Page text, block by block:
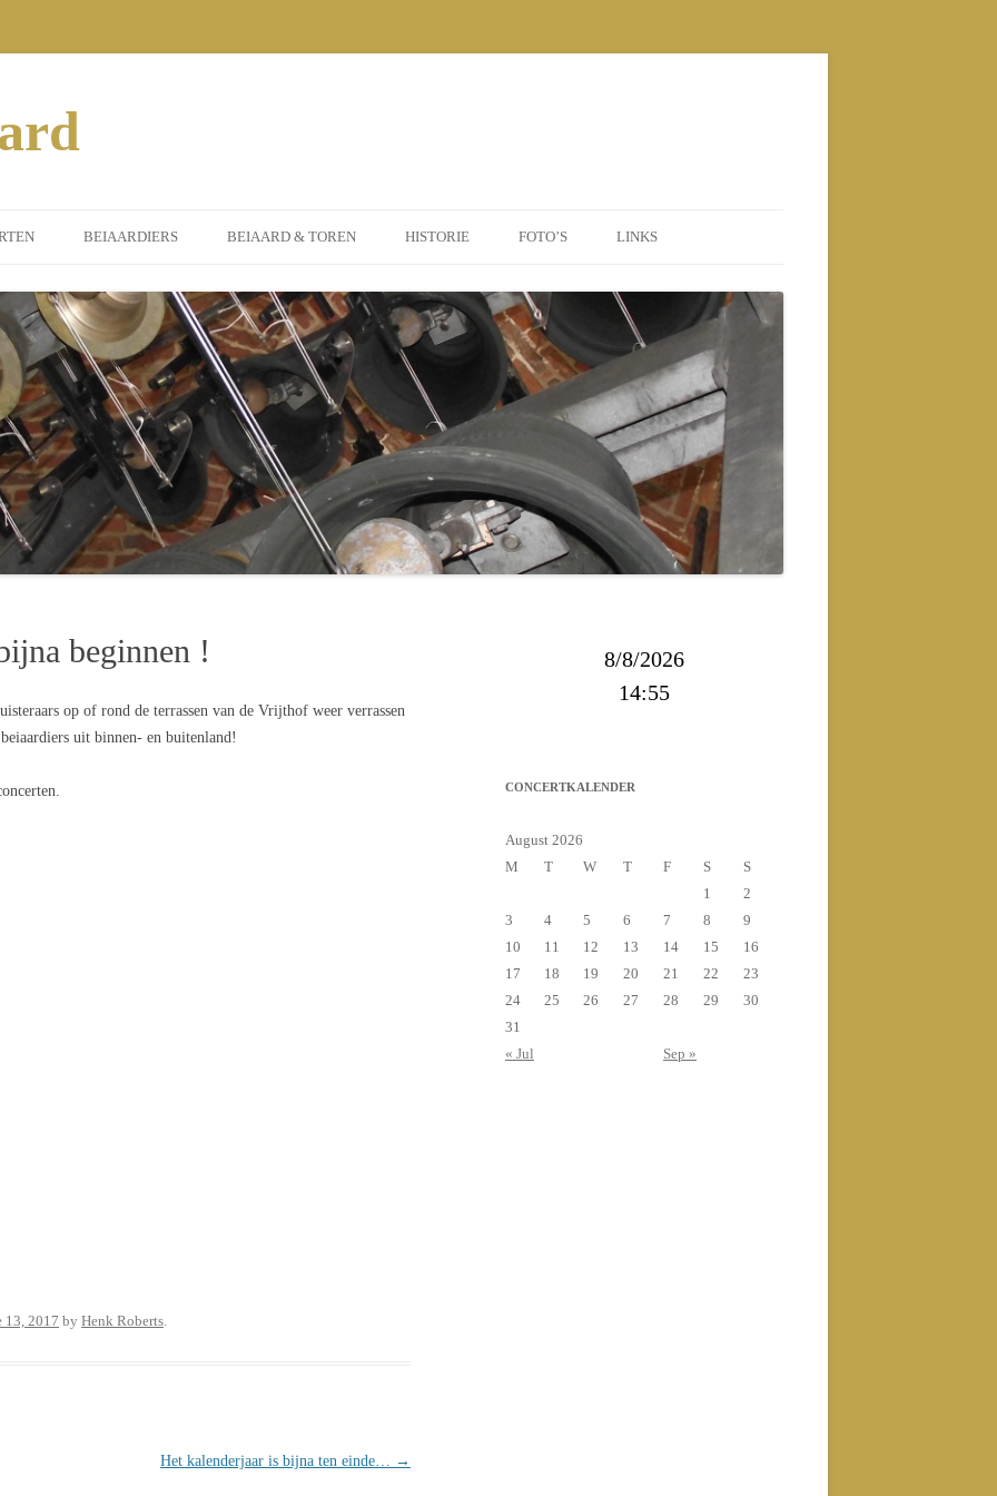
2014
2015
2016
2017
2018
BEIAARDIERS
DORPSBEIAARDIER
GASTBEIAARDIERS
BEIAARD & TOREN
INSTRUMENT
ST. PETRUS TOREN
HISTORIE FOTO’S
POSTERS
2010 NIEUWE BEIAARD
2010
2013
LINKS
beginnen !
op of rond de terrassen van de Vrijthof weer verrassen
uit binnen- en buitenland!
13, 2017 by Henk Roberts.
Het kalenderjaar is bijna ten einde… →
8/8/2026
14:55
CONCERTKALENDER
August 2026
M
T W T F S
S
1
2
3
4 5 6 7 8
9
10
11 12 13 14 15
16
17
18 19 20 21 22
23
24
25 26 27 28 29
30
31
« Jul
Sep »